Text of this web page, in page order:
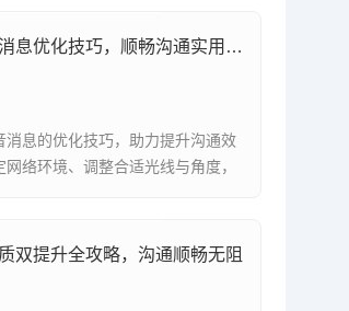
视频通话与语音消息优化技巧，顺畅沟通实用指南
息的优化技巧，助力提升沟通效
络环境、调整合适光线与角度，
双提升全攻略，沟通顺畅无阻